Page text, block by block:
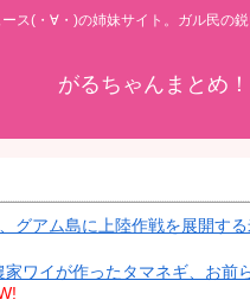
ス(・∀・)の姉妹サイト。ガル民の
がるちゃんまとめ！
グアム島に上陸作戦を展開する
家ワイが作ったタマネギ、お前